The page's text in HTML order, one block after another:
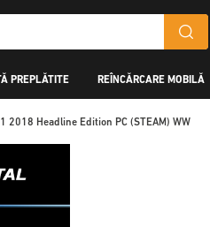
PREPLĂTITE REÎNCĂRCARE MOBILĂ
2018 Headline Edition PC (STEAM) WW